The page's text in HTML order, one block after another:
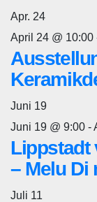
Apr. 24
April 24 @ 10:00
Juni 19
Juni 19 @ 9:00 -
Lippstadt
– Melu Di
Juli 11